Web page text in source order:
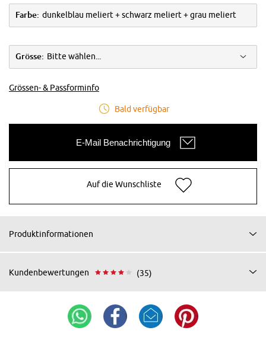
Farbe: dunkelblau meliert + schwarz meliert + grau meliert
Grösse: Bitte wählen...
Grössen- & Passforminfo
Bald verfügbar
E-Mail Benachrichtigung
Auf die Wunschliste
Produktinformationen
Kundenbewertungen (35)